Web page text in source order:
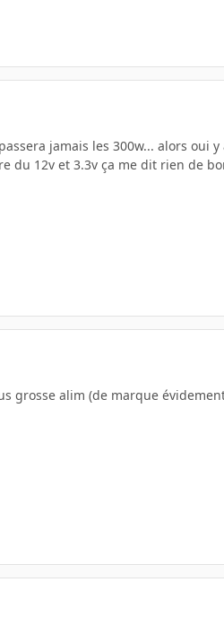
jamais les 300w... alors
du 12v et 3.3v ça me dit rien de
grosse alim (de marque